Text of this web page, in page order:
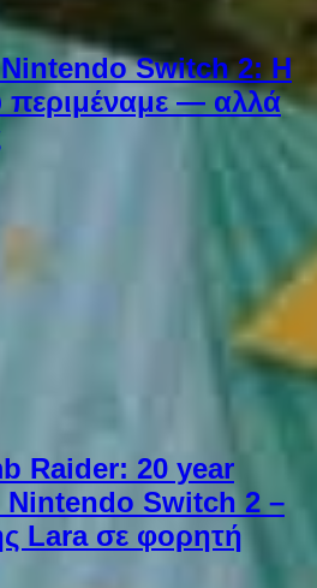
Nintendo Switch 2: Η
— αλλά
Raider: 20 year
Switch 2 –
Lara σε φορητή